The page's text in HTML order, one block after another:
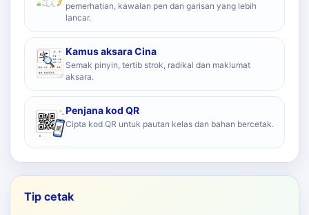
pemerhatian, kawalan pen dan garisan yang lebih
lancar.
Kamus aksara Cina
Semak pinyin, tertib strok, radikal dan maklumat
aksara.
Penjana kod QR
Cipta kod QR untuk pautan kelas dan bahan bercetak.
Tip cetak